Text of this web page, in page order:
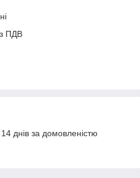
з ПДВ
днів за домовленістю